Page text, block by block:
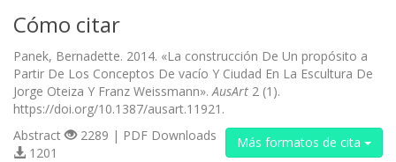
Cómo citar
Panek, Bernadette. 2014. «La construcción De Un propósito a
Partir De Los Conceptos De vacío Y Ciudad En La Escultura De
Jorge Oteiza Y Franz Weissmann». AusArt 2 (1).
https://doi.org/10.1387/ausart.11921.
Más formatos de cita
Abstract
2289 | PDF Downloads
1201